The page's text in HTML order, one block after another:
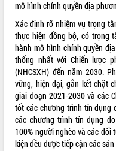
và tặng quà người dân xã Cư Pui
Hội nghị UBND tỉnh Đắk Lắk
tháng 7/2026
Lễ truy tặng danh hiệu “Bà Mẹ Việt
Nam Anh hùng” và trao Huân
Lao động
UBND tỉnh Đắk Lắk triển khai
vụ 6 tháng cuối năm 2026
Kỳ họp thứ Hai, Hội đồng nhân dân
tỉnh khóa XI quyết nghị nhiều nội
quan trọng
ALBUM ẢNH
mô hình chính quyền địa
Xác định rõ nhiệm vụ trọng
thực hiện đồng bộ, có trọng
hành mô hình chính quyền
thống nhất với Chiến lược
(NHCSXH) đến năm 2030.
vững, hiện đại, gắn kết chặt
giai đoạn 2021-2030 và các
tốt các chương trình tín dụng
các chương trình tín dụng
100% người nghèo và các đối
kiện đều được tiếp cận các